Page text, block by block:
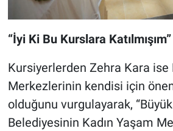
“İyi Ki Bu Kurslara Katılmışım”
Kursiyerlerden Zehra Kara ise
Merkezlerinin kendisi için
olduğunu vurgulayarak,
Belediyesinin Kadın Yaşam